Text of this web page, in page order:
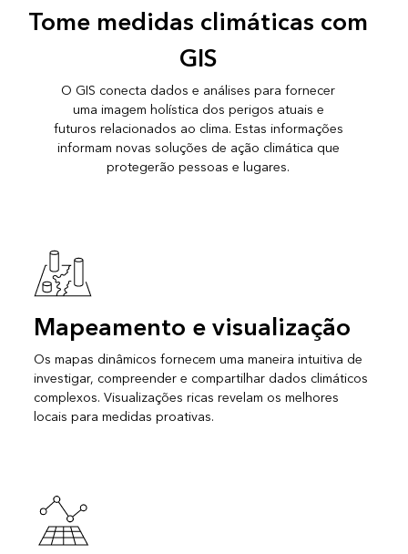
Tome medidas climáticas com
GIS
O GIS conecta dados e análises para fornecer
uma imagem holística dos perigos atuais e
futuros relacionados ao clima. Estas informações
informam novas soluções de ação climática que
protegerão pessoas e lugares.
Mapeamento e visualização
Os mapas dinâmicos fornecem uma maneira intuitiva de
investigar, compreender e compartilhar dados climáticos
complexos. Visualizações ricas revelam os melhores
locais para medidas proativas.